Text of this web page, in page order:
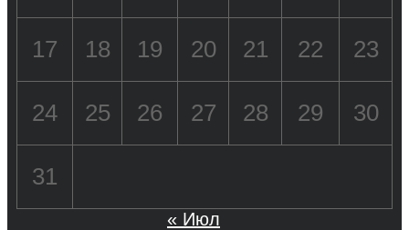
17 18 19 20 21 22 23
24 25 26 27 28 29 30
31
« Июл